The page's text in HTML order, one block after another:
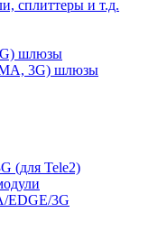
сплиттеры и т.д.
шлюзы
3G) шлюзы
(для Tele2)
EDGE/3G